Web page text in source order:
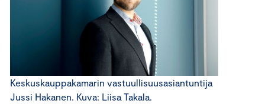
Keskuskauppakamarin vastuullisuusasiantuntija
Jussi Hakanen. Kuva: Liisa Takala.